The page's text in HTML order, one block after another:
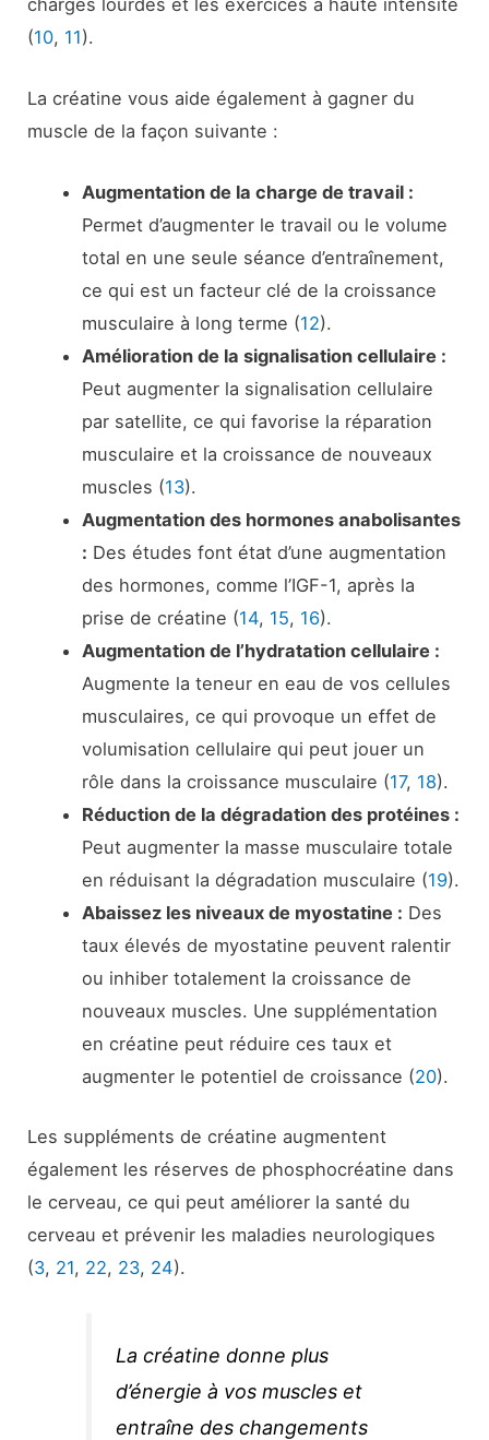
(10, 11).
La créatine vous aide également à gagner du
muscle de la façon suivante :
Augmentation de la charge de travail :
Permet d’augmenter le travail ou le volume
total en une seule séance d’entraînement,
ce qui est un facteur clé de la croissance
musculaire à long terme (12).
Amélioration de la signalisation cellulaire :
Peut augmenter la signalisation cellulaire
par satellite, ce qui favorise la réparation
musculaire et la croissance de nouveaux
muscles (13).
Augmentation des hormones anabolisantes
: Des études font état d’une augmentation
des hormones, comme l’IGF-1, après la
prise de créatine (14, 15, 16).
Augmentation de l’hydratation cellulaire :
Augmente la teneur en eau de vos cellules
musculaires, ce qui provoque un effet de
volumisation cellulaire qui peut jouer un
rôle dans la croissance musculaire (17, 18).
Réduction de la dégradation des protéines :
Peut augmenter la masse musculaire totale
en réduisant la dégradation musculaire (19).
Abaissez les niveaux de myostatine : Des
taux élevés de myostatine peuvent ralentir
ou inhiber totalement la croissance de
nouveaux muscles. Une supplémentation
en créatine peut réduire ces taux et
augmenter le potentiel de croissance (20).
Les suppléments de créatine augmentent
également les réserves de phosphocréatine dans
le cerveau, ce qui peut améliorer la santé du
cerveau et prévenir les maladies neurologiques
(3, 21, 22, 23, 24).
La créatine donne plus
d’énergie à vos muscles et
entraîne des changements